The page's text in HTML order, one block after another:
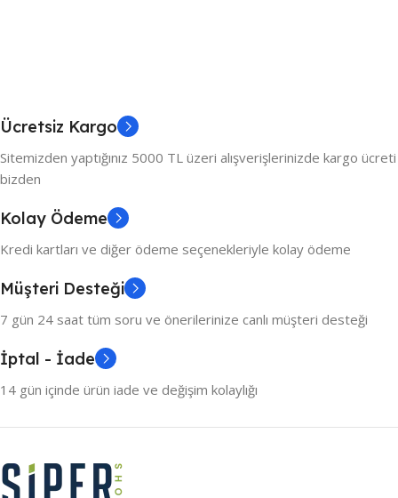
Ücretsiz Kargo
Sitemizden yaptığınız 5000 TL üzeri alışverişlerinizde kargo ücreti
bizden
Kolay Ödeme
Kredi kartları ve diğer ödeme seçenekleriyle kolay ödeme
Müşteri Desteği
7 gün 24 saat tüm soru ve önerilerinize canlı müşteri desteği
İptal - İade
14 gün içinde ürün iade ve değişim kolaylığı